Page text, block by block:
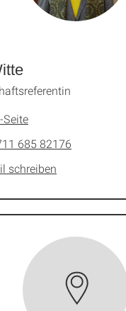
Seite
685 82176
schreiben